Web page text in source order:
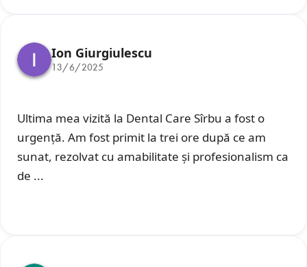
Ion Giurgiulescu
13/6/2025
Ultima mea vizită la Dental Care Sîrbu a fost o
urgență. Am fost primit la trei ore după ce am
sunat, rezolvat cu amabilitate și profesionalism ca
de ...